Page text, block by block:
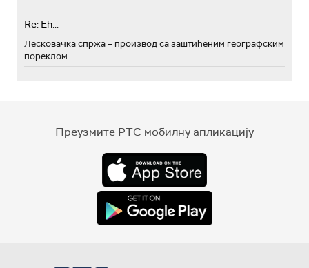
Re: Eh...
Лесковачка спржа – производ са заштићеним географским
пореклом
Преузмите РТС мобилну апликацију